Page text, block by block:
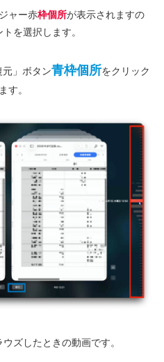
ャー赤枠個所が表示されますの
を選択します。
」ボタン青枠個所をクリック
す。
ズしたときの動画です。